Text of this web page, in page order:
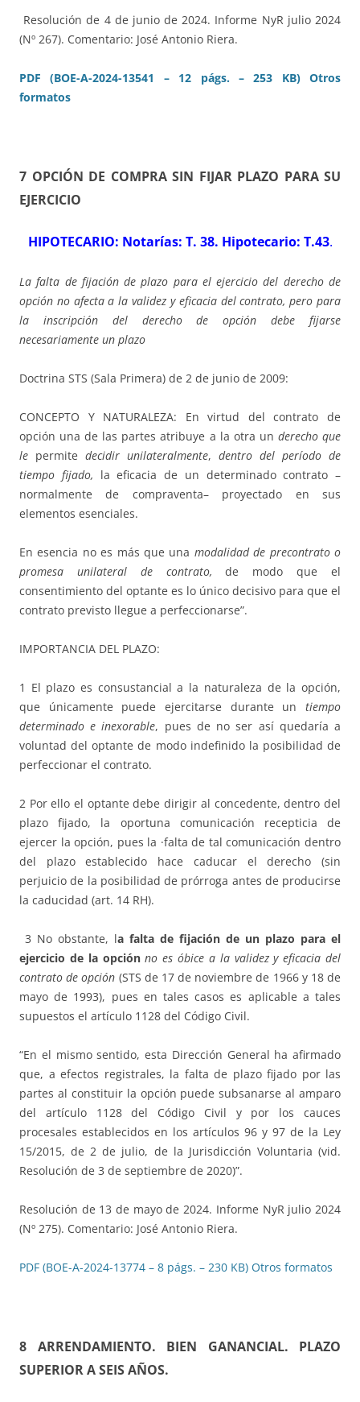
Resolución de 4 de junio de 2024. Informe NyR julio 2024
(Nº 267). Comentario: José Antonio Riera.
PDF (BOE-A-2024-13541 – 12 págs. – 253 KB) Otros
formatos
7 OPCIÓN DE COMPRA SIN FIJAR PLAZO PARA SU
EJERCICIO
HIPOTECARIO: Notarías: T. 38. Hipotecario: T.43.
La falta de fijación de plazo para el ejercicio del derecho de
opción no afecta a la validez y eficacia del contrato, pero para
la inscripción del derecho de opción debe fijarse
necesariamente un plazo
Doctrina STS (Sala Primera) de 2 de junio de 2009:
CONCEPTO Y NATURALEZA: En virtud del contrato de
opción una de las partes atribuye a la otra un derecho que
le permite decidir unilateralmente, dentro del período de
tiempo fijado, la eficacia de un determinado contrato –
normalmente de compraventa– proyectado en sus
elementos esenciales.
En esencia no es más que una modalidad de precontrato o
promesa unilateral de contrato, de modo que el
consentimiento del optante es lo único decisivo para que el
contrato previsto llegue a perfeccionarse”.
IMPORTANCIA DEL PLAZO:
1 El plazo es consustancial a la naturaleza de la opción,
que únicamente puede ejercitarse durante un tiempo
determinado e inexorable, pues de no ser así quedaría a
voluntad del optante de modo indefinido la posibilidad de
perfeccionar el contrato.
2 Por ello el optante debe dirigir al concedente, dentro del
plazo fijado, la oportuna comunicación recepticia de
ejercer la opción, pues la ·falta de tal comunicación dentro
del plazo establecido hace caducar el derecho (sin
perjuicio de la posibilidad de prórroga antes de producirse
la caducidad (art. 14 RH).
3 No obstante, la falta de fijación de un plazo para el
ejercicio de la opciónno es óbice a la validez y eficacia del
contrato de opción (STS de 17 de noviembre de 1966 y 18 de
mayo de 1993), pues en tales casos es aplicable a tales
supuestos el artículo 1128 del Código Civil.
“En el mismo sentido, esta Dirección General ha afirmado
que, a efectos registrales, la falta de plazo fijado por las
partes al constituir la opción puede subsanarse al amparo
del artículo 1128 del Código Civil y por los cauces
procesales establecidos en los artículos 96 y 97 de la Ley
15/2015, de 2 de julio, de la Jurisdicción Voluntaria (vid.
Resolución de 3 de septiembre de 2020)”.
Resolución de 13 de mayo de 2024. Informe NyR julio 2024
(Nº 275). Comentario: José Antonio Riera.
PDF (BOE-A-2024-13774 – 8 págs. – 230 KB) Otros formatos
8 ARRENDAMIENTO. BIEN GANANCIAL. PLAZO
SUPERIOR A SEIS AÑOS.